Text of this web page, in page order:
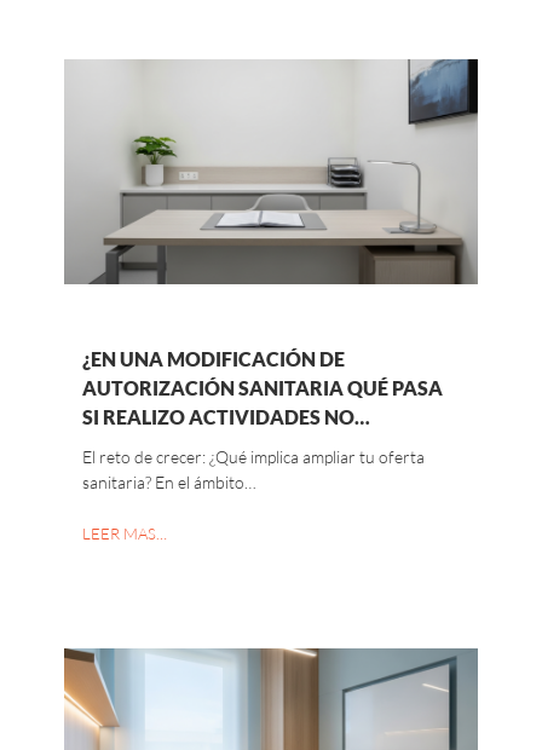
¿EN UNA MODIFICACIÓN DE
AUTORIZACIÓN SANITARIA QUÉ PASA
SI REALIZO ACTIVIDADES NO…
El reto de crecer: ¿Qué implica ampliar tu oferta
sanitaria? En el ámbito…
LEER MAS…